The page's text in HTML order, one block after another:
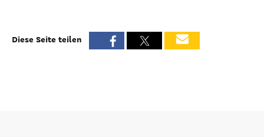
Diese Seite teilen